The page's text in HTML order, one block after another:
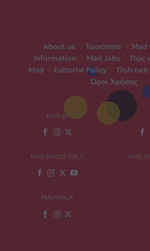
About us Ταυτότητα
Mad
Information
Mad Jobs
Πώς
Mad
Editorial Policy
Όροι Χρήσης
MAD.gr
MAD RADIO 106,2 MAD
MADWALK